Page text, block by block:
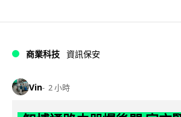
商業科技 資訊保安
Vin 2 小時